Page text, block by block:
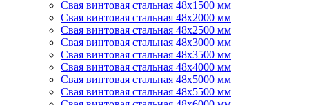
Свая винтовая стальная 48х1500 мм
Свая винтовая стальная 48х2000 мм
Свая винтовая стальная 48х2500 мм
Свая винтовая стальная 48х3000 мм
Свая винтовая стальная 48х3500 мм
Свая винтовая стальная 48х4000 мм
Свая винтовая стальная 48х5000 мм
Свая винтовая стальная 48х5500 мм